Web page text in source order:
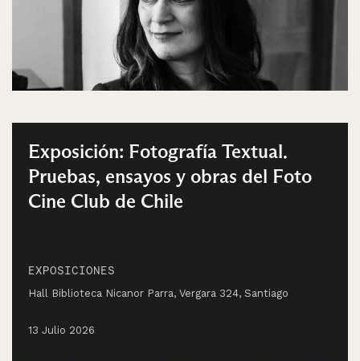
Exposición: Fotografía Textual.
Pruebas, ensayos y obras del Foto
Cine Club de Chile
EXPOSICIONES
Hall Biblioteca Nicanor Parra, Vergara 324, Santiago
13 Julio 2026